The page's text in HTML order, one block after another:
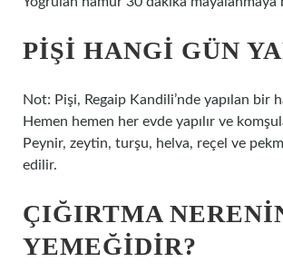
PIŞI HANGI GÜN
Not: Pişi, Regaip Kandili’nde yapılan bir
Hemen hemen her evde yapılır ve
Peynir, zeytin, turşu, helva, reçel ve
edilir.
ÇIĞIRTMA
YEMEĞIDIR?